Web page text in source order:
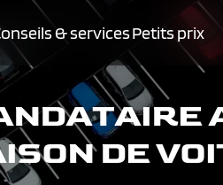
& servicesPetits prix
DE